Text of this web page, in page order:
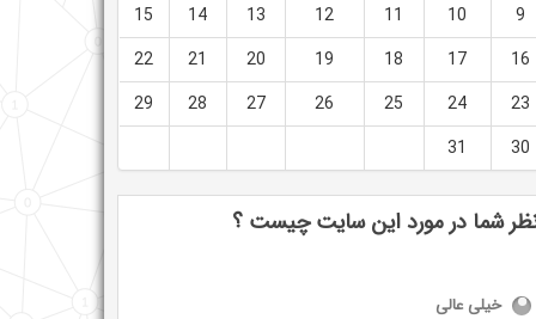
9
10
11
12
13
14
15
16
17
18
19
20
21
22
23
24
25
26
27
28
29
30
31
شما در مورد این سایت چیست ؟
خیلی عالی